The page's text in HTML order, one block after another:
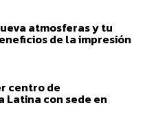
atmosferas y tu
de la impresión
centro de
con sede en